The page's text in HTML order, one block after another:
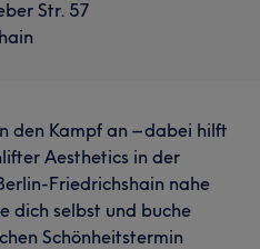
Str. 57
den Kampf an – dabei hilft
Aesthetics in der
Friedrichshain nahe
dich selbst und buche
Schönheitstermin